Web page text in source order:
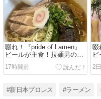
啜れ！『pride of Lamen』
ビールが主食！拉麺男のマ
ッチアップらーめん
2026.7⑤
17時間前
啜
2
#新日本プロレス #ラーメン